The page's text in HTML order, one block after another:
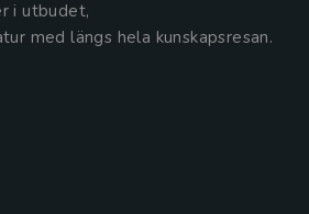
i utbudet,
med längs hela kunskapsresan.